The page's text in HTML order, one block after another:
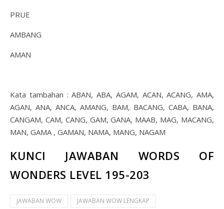
PRUE
AMBANG
AMAN
Kata tambahan : ABAN, ABA, AGAM, ACAN, ACANG, AMA,
AGAN, ANA, ANCA, AMANG, BAM, BACANG, CABA, BANA,
CANGAM, CAM, CANG, GAM, GANA, MAAB, MAG, MACANG,
MAN, GAMA , GAMAN, NAMA, MANG, NAGAM
KUNCI JAWABAN WORDS OF
WONDERS LEVEL 195-203
JAWABAN WOW
JAWABAN WOW LENGKAP